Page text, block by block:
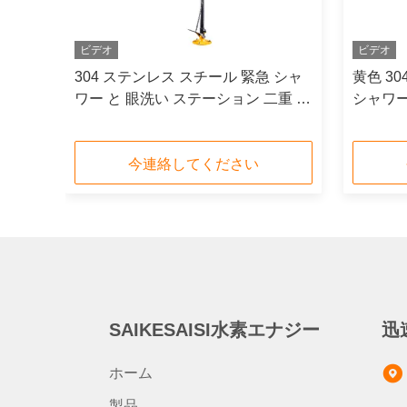
ビデオ
304 ステンレス スチール 緊急 シャ
ワー と 眼洗い ステーション 二重 噴
今連絡してください
ビデオ
黄色
シャワ
SAIKESAISI水素エナジー
ホーム
迅